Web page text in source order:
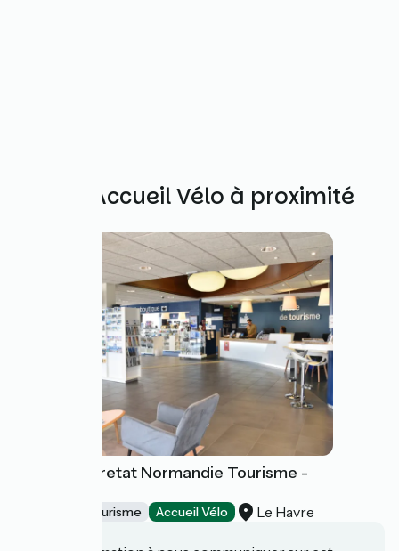
Autres Accueil Vélo à proximité
Le Havre Étretat Normandie Tourisme -
Offices de Tourisme Accueil Vélo Le Havre